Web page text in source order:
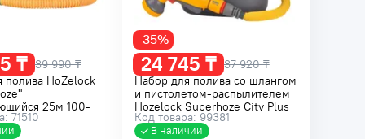
₸ 39 990 ₸
полива HoZelock
25м 100-
71510
24 745 ₸ 37 920 ₸
-35%
Набор для полива со шлангом
и пистолетом-распылителем
Hozelock Superhoze City Plus
35-8307
Код товара: 99381
В наличии